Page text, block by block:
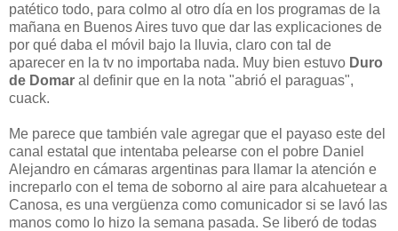
patético todo, para colmo al otro día en los programas de la
mañana en Buenos Aires tuvo que dar las explicaciones de
por qué daba el móvil bajo la lluvia, claro con tal de
aparecer en la tv no importaba nada. Muy bien estuvo Duro
de Domar al definir que en la nota "abrió el paraguas",
cuack.
Me parece que también vale agregar que el payaso este del
canal estatal que intentaba pelearse con el pobre Daniel
Alejandro en cámaras argentinas para llamar la atención e
increparlo con el tema de soborno al aire para alcahuetear a
Canosa, es una vergüenza como comunicador si se lavó las
manos como lo hizo la semana pasada. Se liberó de todas